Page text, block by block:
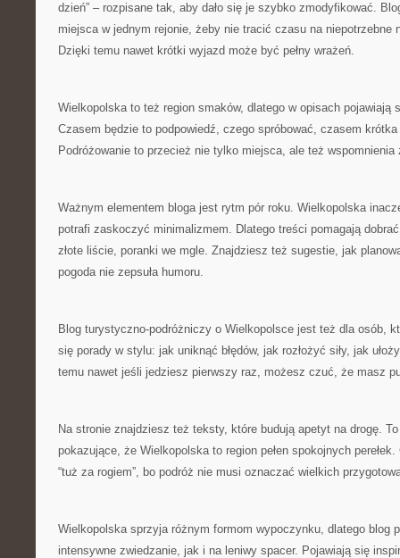
dzień” – rozpisane tak, aby dało się je szybko zmodyfikować.
miejsca w jednym rejonie, żeby nie tracić czasu na niepotrzebne
Dzięki temu nawet krótki wyjazd może być pełny wrażeń.
Wielkopolska to też region smaków, dlatego w opisach pojawiają
Czasem będzie to podpowiedź, czego spróbować, czasem
Podróżowanie to przecież nie tylko miejsca, ale też wspomnienia
Ważnym elementem bloga jest rytm pór roku. Wielkopolska
potrafi zaskoczyć minimalizmem. Dlatego treści pomagają
złote liście, poranki we mgle. Znajdziesz też sugestie, jak
pogoda nie zepsuła humoru.
Blog turystyczno-podróżniczy o Wielkopolsce jest też dla osób,
się porady w stylu: jak uniknąć błędów, jak rozłożyć siły, jak
temu nawet jeśli jedziesz pierwszy raz, możesz czuć, że masz
Na stronie znajdziesz też teksty, które budują apetyt na drogę.
pokazujące, że Wielkopolska to region pełen spokojnych
“tuż za rogiem”, bo podróż nie musi oznaczać wielkich
Wielkopolska sprzyja różnym formom wypoczynku, dlatego blog
intensywne zwiedzanie, jak i na leniwy spacer. Pojawiają się